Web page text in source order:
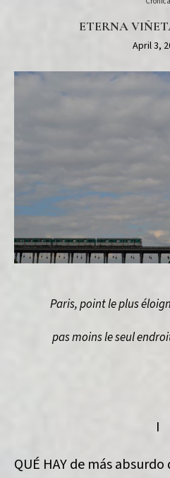
ETERNA
April 3,
Paris, point le plus
pas moins le seul
I
QUÉ HAY de más